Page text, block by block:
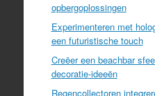
opbergoplossingen
Experimenteren met
een futuristische touch
Creëer een beachbar
decoratie-ideeën
Regencollectoren